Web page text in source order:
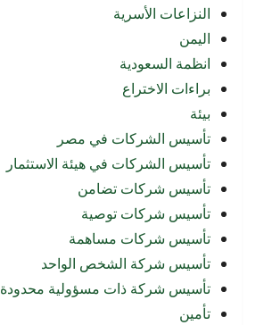
النزاعات الأسرية
اليمن
انظمة السعودية
براءات الاختراع
بيئة
تأسيس الشركات في مصر
تأسيس الشركات في هيئة الاستثمار
تأسيس شركات تضامن
تأسيس شركات توصية
تأسيس شركات مساهمة
تأسيس شركة الشخص الواحد
تأسيس شركة ذات مسؤولية محدودة
تأمين